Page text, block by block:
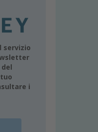
servizio
i